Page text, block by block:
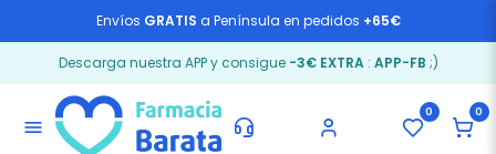
Envíos GRATIS a Península en pedidos +65€
Descarga nuestra APP y consigue -3€ EXTRA: APP-FB ;)
menu
0 0